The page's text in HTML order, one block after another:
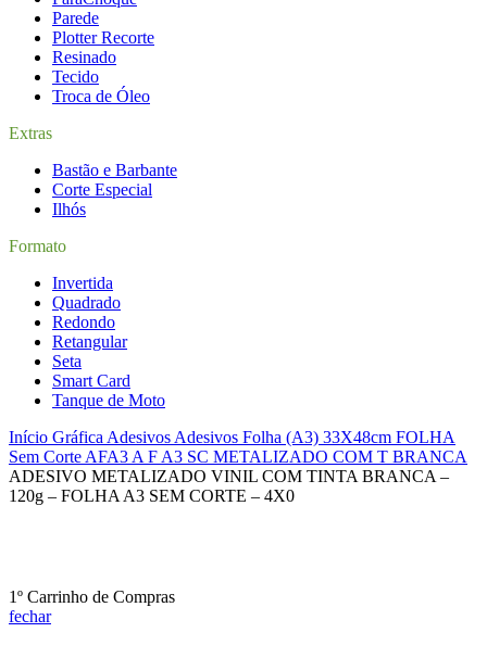
Parede
Plotter Recorte
Resinado
Tecido
Troca de Óleo
Extras
Bastão e Barbante
Corte Especial
Ilhós
Formato
Invertida
Quadrado
Redondo
Retangular
Seta
Smart Card
Tanque de Moto
Início Gráfica Adesivos Adesivos Folha (A3) 33X48cm FOLHA
Sem Corte AFA3 A F A3 SC METALIZADO COM T BRANCA
ADESIVO METALIZADO VINIL COM TINTA BRANCA –
120g – FOLHA A3 SEM CORTE – 4X0
1º Carrinho de Compras
fechar